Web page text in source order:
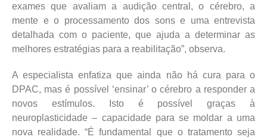
exames que avaliam a audição central, o cérebro, a
mente e o processamento dos sons e uma entrevista
detalhada com o paciente, que ajuda a determinar as
melhores estratégias para a reabilitação”, observa.
A especialista enfatiza que ainda não há cura para o
DPAC, mas é possível ‘ensinar’ o cérebro a responder a
novos estímulos. Isto é possível graças à
neuroplasticidade – capacidade para se moldar a uma
nova realidade. “É fundamental que o tratamento seja